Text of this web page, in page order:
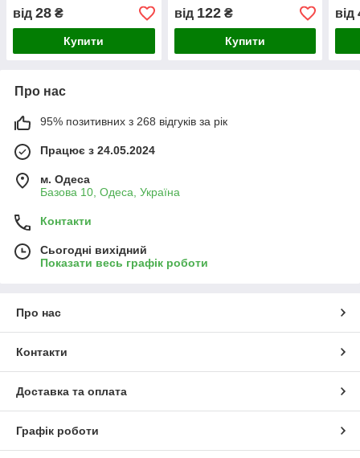
від 28 ₴
Купити
від 122₴
Купити
від
Про нас
95% позитивних з 268 відгуків за рік
Працює з 24.05.2024
м. Одеса
Базова 10, Одеса, Україна
Контакти
Сьогодні вихідний
Показати весь графік роботи
Про нас
Контакти
Доставка та оплата
Графік роботи